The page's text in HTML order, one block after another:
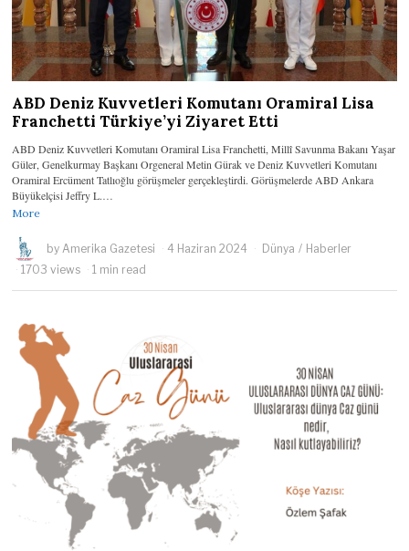
ABD Deniz Kuvvetleri Komutanı Oramiral Lisa
Franchetti Türkiye’yi Ziyaret Etti
ABD Deniz Kuvvetleri Komutanı Oramiral Lisa Franchetti, Millî Savunma Bakanı Yaşar
Güler, Genelkurmay Başkanı Orgeneral Metin Gürak ve Deniz Kuvvetleri Komutanı
Oramiral Ercüment Tatlıoğlu görüşmeler gerçekleştirdi. Görüşmelerde ABD Ankara
Büyükelçisi Jeffry L.…
More
byAmerika Gazetesi 4 Haziran 2024 Dünya / Haberler
1703 views
1 min read